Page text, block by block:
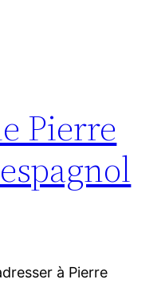
Pierre
à Pierre